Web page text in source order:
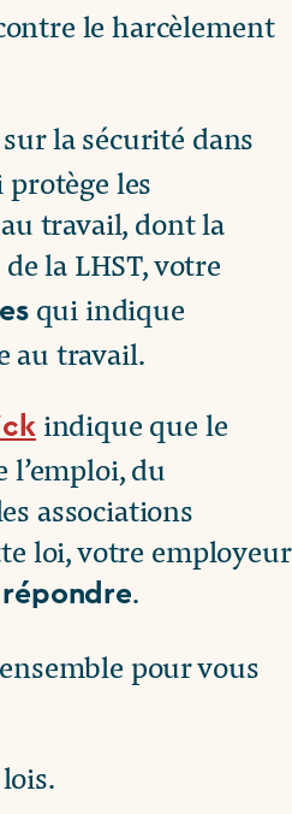
le harcèlement
la sécurité dans
les
travail, dont la
de la LHST, votre
qui indique
au travail.
indique que le
du
associations
loi, votre employeur
répondre.
pour vous